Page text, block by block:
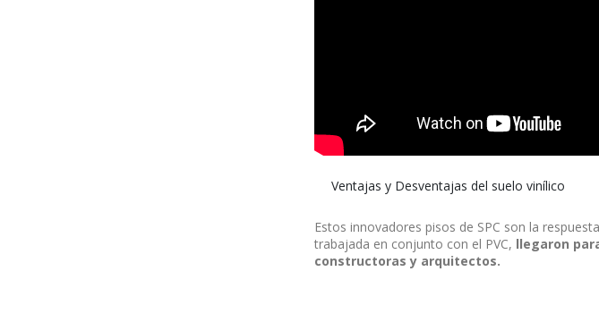
Ventajas y Desventajas del suelo vinílico
Estos innovadores pisos de SPC son la
trabajada en conjunto con el PVC, llegaron
constructoras y arquitectos.